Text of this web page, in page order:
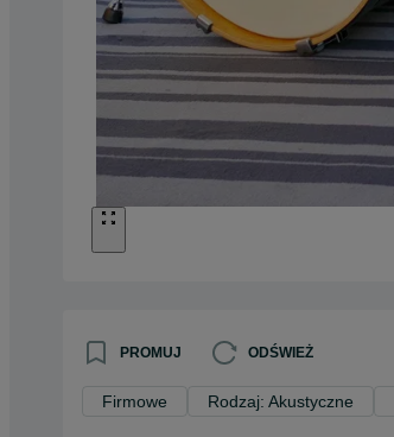
PROMUJ ODŚWIEŻ
Firmowe Rodzaj: Akustyczne